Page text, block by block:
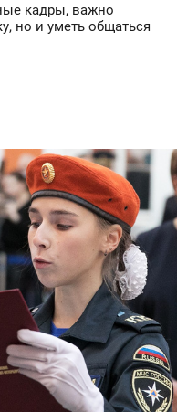
кадры, важно
но и уметь общаться